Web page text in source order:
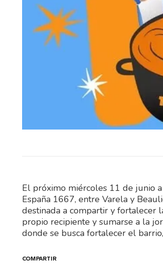
El próximo miércoles 11 de junio
España 1667, entre Varela y
destinada a compartir y fortalecer
propio recipiente y sumarse a la
donde se busca fortalecer el
COMPARTIR
El Ministerio
Instituto
(INR), abrió